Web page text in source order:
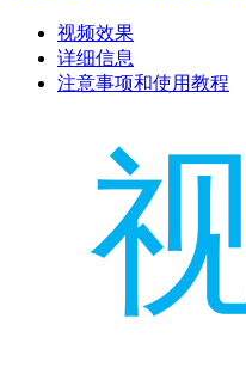
视频效果
详细信息
注意事项和使用教程